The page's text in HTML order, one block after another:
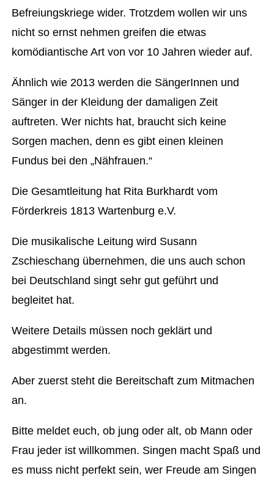
Befreiungskriege wider. Trotzdem wollen wir uns
nicht so ernst nehmen greifen die etwas
komödiantische Art von vor 10 Jahren wieder auf.
Ähnlich wie 2013 werden die SängerInnen und
Sänger in der Kleidung der damaligen Zeit
auftreten. Wer nichts hat, braucht sich keine
Sorgen machen, denn es gibt einen kleinen
Fundus bei den „Nähfrauen.“
Die Gesamtleitung hat Rita Burkhardt vom
Förderkreis 1813 Wartenburg e.V.
Die musikalische Leitung wird Susann
Zschieschang übernehmen, die uns auch schon
bei Deutschland singt sehr gut geführt und
begleitet hat.
Weitere Details müssen noch geklärt und
abgestimmt werden.
Aber zuerst steht die Bereitschaft zum Mitmachen
an.
Bitte meldet euch, ob jung oder alt, ob Mann oder
Frau jeder ist willkommen. Singen macht Spaß und
es muss nicht perfekt sein, wer Freude am Singen